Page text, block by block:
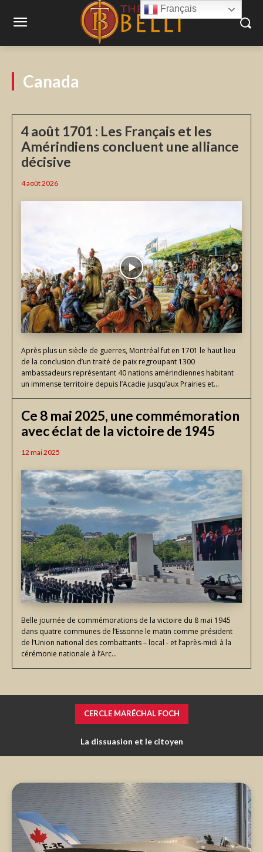
Canada
4 août 1701 : Les Français et les
Amérindiens concluent une alliance
décisive
4 août 2026
Après plus un siècle de guerres, Montréal fut en 1701 le haut lieu
de la conclusion d’un traité de paix regroupant 1300
ambassadeurs représentant 40 nations amérindiennes habitant
un immense territoire depuis l’Acadie jusqu’aux Prairies et...
Ce 8 mai 2025, une commémoration
avec éclat de la victoire de 1945
12 mai 2025
Belle journée de commémorations de la victoire du 8 mai 1945
dans quatre communes de l’Essonne le matin comme président
de l’Union national des combattants – local - et l’après-midi à la
cérémonie nationale à l’Arc...
CERCLE MARÉCHAL FOCH
La dissuasion et le citoyen
Français